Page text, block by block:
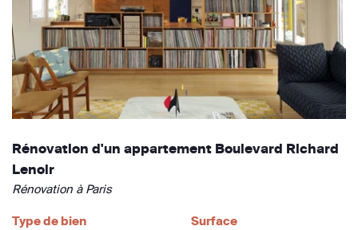
Rénovation d'un appartement Boulevard Richard
Lenoir
Rénovation à Paris
Type de bien
Surface